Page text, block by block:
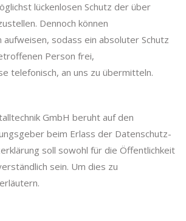
lückenlosen Schutz der über
Dennoch können
sodass ein absoluter Schutz
Person frei,
telefonisch, an uns zu übermitteln.
GmbH beruht auf den
beim Erlass der Datenschutz-
soll sowohl für die Öffentlichkeit
sein. Um dies zu